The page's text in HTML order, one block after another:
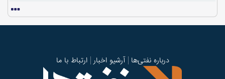
درباره نفتی‌ها آرشیو اخبار ارتباط با ما